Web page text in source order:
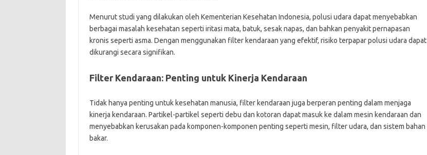
Menurut studi yang dilakukan oleh Kementerian Kesehatan Indonesia, polusi udara dapat menyebabkan
berbagai masalah kesehatan seperti iritasi mata, batuk, sesak napas, dan bahkan penyakit pernapasan
kronis seperti asma. Dengan menggunakan filter kendaraan yang efektif, risiko terpapar polusi udara dapat
dikurangi secara signifikan.
Filter Kendaraan: Penting untuk Kinerja Kendaraan
Tidak hanya penting untuk kesehatan manusia, filter kendaraan juga berperan penting dalam menjaga
kinerja kendaraan. Partikel-partikel seperti debu dan kotoran dapat masuk ke dalam mesin kendaraan dan
menyebabkan kerusakan pada komponen-komponen penting seperti mesin, filter udara, dan sistem bahan
bakar.